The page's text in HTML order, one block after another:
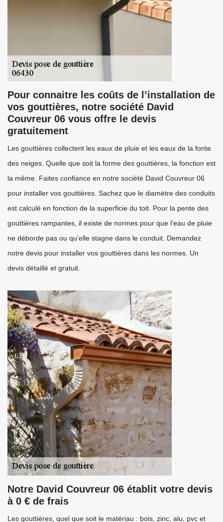
Pour connaitre les coûts de l’installation de
vos gouttières, notre société David
Couvreur 06 vous offre le devis
gratuitement
Les gouttières collectent les eaux de pluie et les eaux de la fonte
des neiges. Quelle que soit la forme des gouttières, la fonction est
la même. Faites confiance en notre société David Couvreur 06
pour installer vos gouttières. Sachez que le diamètre des conduits
est calculé en fonction de la superficie du toit. Pour la pente des
gouttières rampantes, il existe de normes pour que l’eau de pluie
ne déborde pas ou qu’elle stagne dans le conduit. Demandez
notre devis pour installer vos gouttières dans les normes. Un
devis détaillé et gratuit.
Notre David Couvreur 06 établit votre devis
à 0 € de frais
Les gouttières, quel que soit le matériau : bois, zinc, alu, pvc et